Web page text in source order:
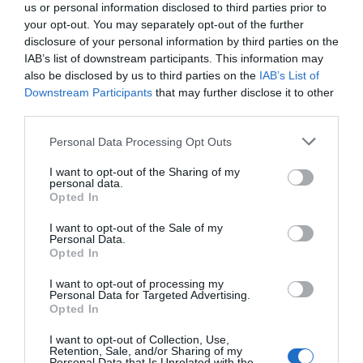
us or personal information disclosed to third parties prior to
your opt-out. You may separately opt-out of the further
disclosure of your personal information by third parties on the
IAB’s list of downstream participants. This information may
also be disclosed by us to third parties on the IAB’s List of
Downstream Participants that may further disclose it to other
Personal Data Processing Opt Outs
I want to opt-out of the Sharing of my
personal data.
Opted In
I want to opt-out of the Sale of my
Personal Data.
Opted In
I want to opt-out of processing my
Personal Data for Targeted Advertising.
Opted In
I want to opt-out of Collection, Use,
Retention, Sale, and/or Sharing of my
Telefónica. Situación límite: bronca en Reino
Unido, el riesgo de deuda en el alero... y
Enrique Goñi reivindica la Presidencia
Eulogio López 06/08/26 16:47
ECONOMÍA
Disney cree que sus acciones están
infravaloradas y hará más recompras
Cristina Martín 06/08/26 17:11
ECONOMÍA
Siemens baja en bolsa, pese a que vuelve a
Cristina Martín 06/08/26 15:12
“Sánchez es un sinvergüenza que ha
abandonado a su país, porque Ceuta es
España. Tenemos un Gobierno en
connivencia con Marruecos”: acusa una ceutí
Hispanidad 06/08/26 11:30